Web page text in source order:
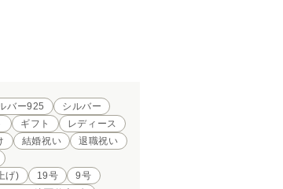
バー925
シルバー
ギフト
レディース
結婚祝い
退職祝い
げ)
19号
9号